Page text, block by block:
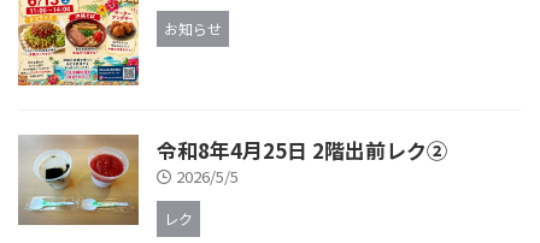
お知らせ
令和8年4月25日 2階出前レク②
2026/5/5
レク